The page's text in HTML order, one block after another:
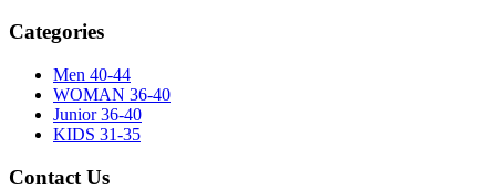
Categories
Men 40-44
WOMAN 36-40
Junior 36-40
KIDS 31-35
Contact Us